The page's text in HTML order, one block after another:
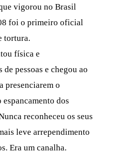
vigorou no Brasil
foi o primeiro oficial
tortura.
física e
pessoas e chegou ao
presenciarem o
dos
reconheceu os seus
leve arrependimento
Era um canalha.